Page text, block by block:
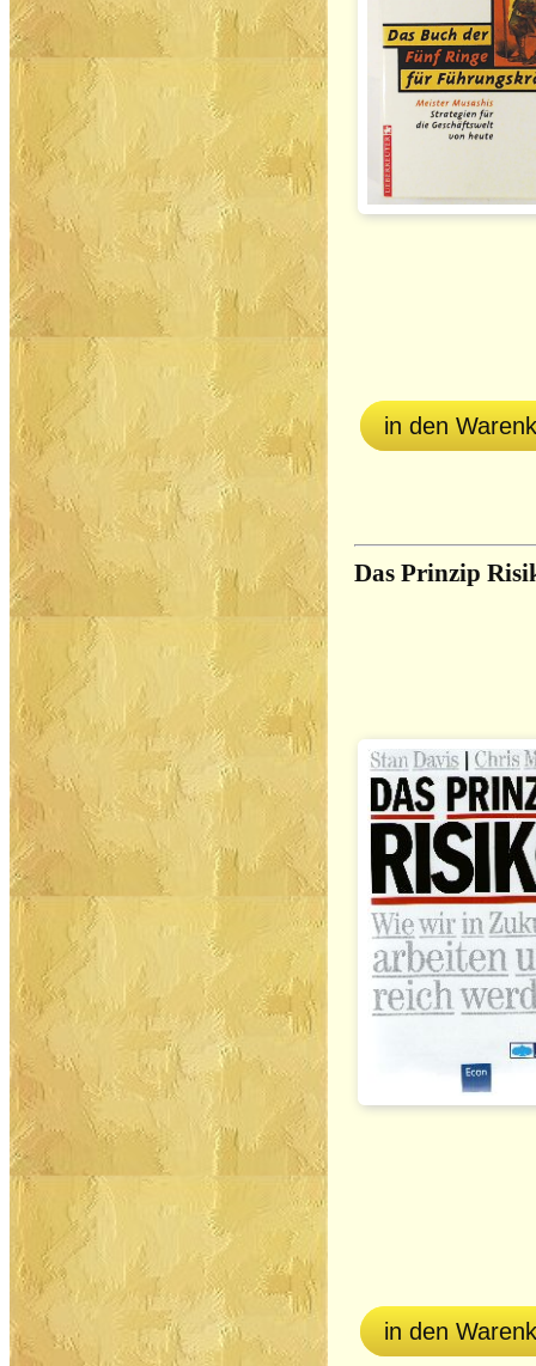
in den
Das Prinzip
in den